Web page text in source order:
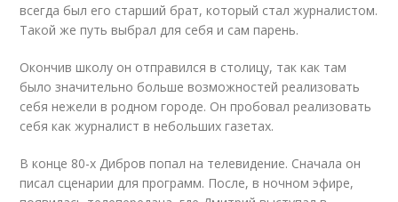
всегда был его старший брат, который стал журналистом.
Такой же путь выбрал для себя и сам парень.
Окончив школу он отправился в столицу, так как там
было значительно больше возможностей реализовать
себя нежели в родном городе. Он пробовал реализовать
себя как журналист в небольших газетах.
В конце 80-х Дибров попал на телевидение. Сначала он
писал сценарии для программ. После, в ночном эфире,